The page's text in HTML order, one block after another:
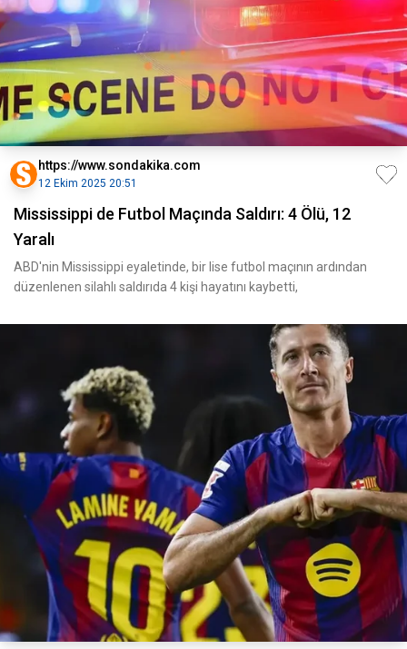
https://www.sondakika.com
12 Ekim 2025 20:51
Mississippi de Futbol Maçında Saldırı: 4 Ölü, 12
Yaralı
ABD'nin Mississippi eyaletinde, bir lise futbol maçının ardından
düzenlenen silahlı saldırıda 4 kişi hayatını kaybetti,